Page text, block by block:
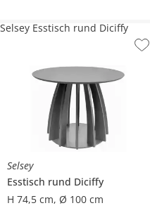
Selsey
Esstisch rund Diciffy
H 74,5 cm, Ø 100 cm
Selsey Esstisch rund Diciffy